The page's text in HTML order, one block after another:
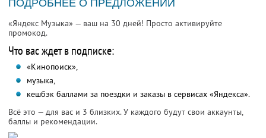
ПОДРОБНЕЕ О ПРЕДЛОЖЕНИИ
«Яндекс Музыка» — ваш на 30 дней! Просто активируйте
промокод.
Что вас ждет в подписке:
«Кинопоиск»,
музыка,
кешбэк баллами за поездки и заказы в сервисах «Яндекса».
Всё это — для вас и 3 близких. У каждого будут свои аккаунты,
баллы и рекомендации.